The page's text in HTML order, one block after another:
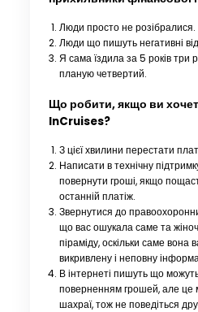
Люди просто не розібралися.
Люди що пишуть негативні
Я сама їздила за 5 років три
планую четвертий.
Що робити, якщо ви
InCruises?
З цієї хвилини перестати
Написати в технічну
повернути гроші, якщо
останній платіж.
Звернутися до
що вас ошукала саме та
піраміду, оскільки саме вона
викривлену і неповну
В інтернеті пишуть що
поверненням грошей, але це
шахраї, тож не поведіться